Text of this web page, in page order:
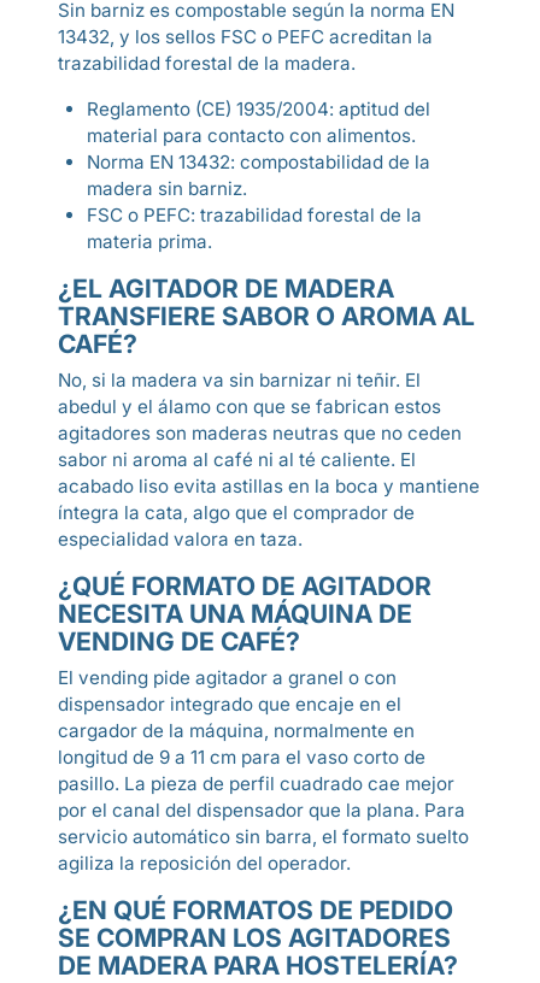
Sin barniz es compostable según la norma EN
13432, y los sellos FSC o PEFC acreditan la
trazabilidad forestal de la madera.
Reglamento (CE) 1935/2004: aptitud del
material para contacto con alimentos.
Norma EN 13432: compostabilidad de la
madera sin barniz.
FSC o PEFC: trazabilidad forestal de la
materia prima.
¿EL AGITADOR DE MADERA
TRANSFIERE SABOR O AROMA AL
CAFÉ?
No, si la madera va sin barnizar ni teñir. El
abedul y el álamo con que se fabrican estos
agitadores son maderas neutras que no ceden
sabor ni aroma al café ni al té caliente. El
acabado liso evita astillas en la boca y mantiene
íntegra la cata, algo que el comprador de
especialidad valora en taza.
¿QUÉ FORMATO DE AGITADOR
NECESITA UNA MÁQUINA DE
VENDING DE CAFÉ?
El vending pide agitador a granel o con
dispensador integrado que encaje en el
cargador de la máquina, normalmente en
longitud de 9 a 11 cm para el vaso corto de
pasillo. La pieza de perfil cuadrado cae mejor
por el canal del dispensador que la plana. Para
servicio automático sin barra, el formato suelto
agiliza la reposición del operador.
¿EN QUÉ FORMATOS DE PEDIDO
SE COMPRAN LOS AGITADORES
DE MADERA PARA HOSTELERÍA?